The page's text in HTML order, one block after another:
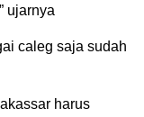
ujarnya
caleg saja sudah
harus